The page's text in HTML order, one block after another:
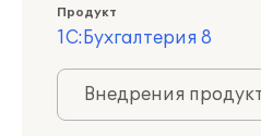
Продукт
1С:Бухгалтерия 8
Внедрения